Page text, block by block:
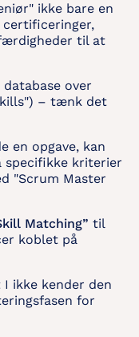
ikke bare en
certificeringer,
til at
over
– tænk det
en opgave, kan
specifikke kriterier
"Scrum Master
Matching” til
koblet på
ikke kender den
for